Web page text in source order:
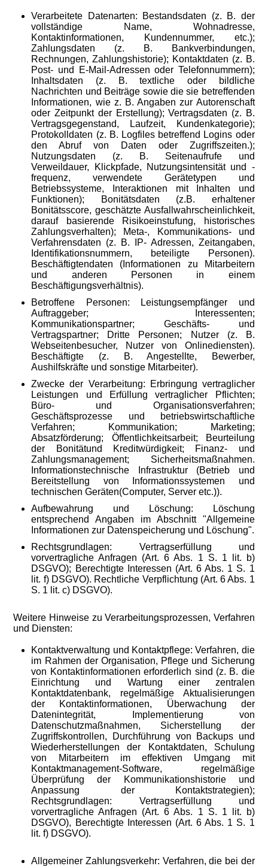
Verarbeitete Datenarten: Bestandsdaten (z. B. der
vollständige Name, Wohnadresse,
Kontaktinformationen, Kundennummer, etc.);
Zahlungsdaten (z. B. Bankverbindungen,
Rechnungen, Zahlungshistorie); Kontaktdaten (z. B.
Post- und E-Mail-Adressen oder Telefonnummern);
Inhaltsdaten (z. B. textliche oder bildliche
Nachrichten und Beiträge sowie die sie betreffenden
Informationen, wie z. B. Angaben zur Autorenschaft
oder Zeitpunkt der Erstellung); Vertragsdaten (z. B.
Vertragsgegenstand, Laufzeit, Kundenkategorie);
Protokolldaten (z. B. Logfiles betreffend Logins oder
den Abruf von Daten oder Zugriffszeiten.);
Nutzungsdaten (z. B. Seitenaufrufe und
Verweildauer, Klickpfade, Nutzungsintensität und -
frequenz, verwendete Gerätetypen und
Betriebssysteme, Interaktionen mit Inhalten und
Funktionen); Bonitätsdaten (z.B. erhaltener
Bonitätsscore, geschätzte Ausfallwahrscheinlichkeit,
darauf basierende Risikoeinstufung, historisches
Zahlungsverhalten); Meta-, Kommunikations- und
Verfahrensdaten (z. B. IP- Adressen, Zeitangaben,
Identifikationsnummern, beteiligte Personen).
Beschäftigtendaten (Informationen zu Mitarbeitern
und anderen Personen in einem
Beschäftigungsverhältnis).
Betroffene Personen: Leistungsempfänger und
Auftraggeber; Interessenten;
Kommunikationspartner; Geschäfts- und
Vertragspartner; Dritte Personen; Nutzer (z. B.
Webseitenbesucher, Nutzer von Onlinediensten).
Beschäftigte (z. B. Angestellte, Bewerber,
Aushilfskräfte und sonstige Mitarbeiter).
Zwecke der Verarbeitung: Erbringung vertraglicher
Leistungen und Erfüllung vertraglicher Pflichten;
Büro- und Organisationsverfahren;
Geschäftsprozesse und betriebswirtschaftliche
Verfahren; Kommunikation; Marketing;
Absatzförderung; Öffentlichkeitsarbeit; Beurteilung
der Bonitätund Kreditwürdigkeit; Finanz- und
Zahlungsmanagement; Sicherheitsmaßnahmen.
Informationstechnische Infrastruktur (Betrieb und
Bereitstellung von Informationssystemen und
technischen Geräten(Computer, Server etc.)).
Aufbewahrung und Löschung: Löschung
entsprechend Angaben im Abschnitt "Allgemeine
Informationen zur Datenspeicherung und Löschung".
Rechtsgrundlagen: Vertragserfüllung und
vorvertragliche Anfragen (Art. 6 Abs. 1 S. 1 lit. b)
DSGVO); Berechtigte Interessen (Art. 6 Abs. 1 S. 1
lit. f) DSGVO). Rechtliche Verpflichtung (Art. 6 Abs. 1
S. 1 lit. c) DSGVO).
Weitere Hinweise zu Verarbeitungsprozessen, Verfahren
und Diensten:
Kontaktverwaltung und Kontaktpflege: Verfahren, die
im Rahmen der Organisation, Pflege und Sicherung
von Kontaktinformationen erforderlich sind (z. B. die
Einrichtung und Wartung einer zentralen
Kontaktdatenbank, regelmäßige Aktualisierungen
der Kontaktinformationen, Überwachung der
Datenintegrität, Implementierung von
Datenschutzmaßnahmen, Sicherstellung der
Zugriffskontrollen, Durchführung von Backups und
Wiederherstellungen der Kontaktdaten, Schulung
von Mitarbeitern im effektiven Umgang mit
Kontaktmanagement-Software, regelmäßige
Überprüfung der Kommunikationshistorie und
Anpassung der Kontaktstrategien);
Rechtsgrundlagen: Vertragserfüllung und
vorvertragliche Anfragen (Art. 6 Abs. 1 S. 1 lit. b)
DSGVO), Berechtigte Interessen (Art. 6 Abs. 1 S. 1
lit. f) DSGVO).
Allgemeiner Zahlungsverkehr: Verfahren, die bei der